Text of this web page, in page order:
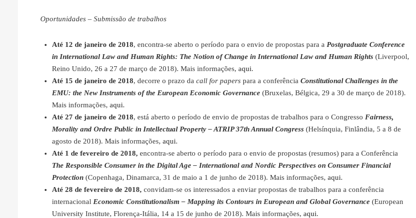
Oportunidades – Submissão de trabalhos
Até 12 de janeiro de 2018, encontra-se aberto o período para o envio de propostas para a Postgraduate Conference
in International Law and Human Rights: The Notion of Change in International Law and Human Rights (Liverpool,
Reino Unido, 26 a 27 de março de 2018). Mais informações, aqui.
Até 15 de janeiro de 2018, decorre o prazo da call for papers para a conferência Constitutional Challenges in the
EMU: the New Instruments of the European Economic Governance (Bruxelas, Bélgica, 29 a 30 de março de 2018).
Mais informações, aqui.
Até 27 de janeiro de 2018, está aberto o período de envio de propostas de trabalhos para o Congresso Fairness,
Morality and Ordre Public in Intellectual Property – ATRIP 37th Annual Congress (Helsínquia, Finlândia, 5 a 8 de
agosto de 2018). Mais informações, aqui.
Até 1 de fevereiro de 2018, encontra-se aberto o período para o envio de propostas (resumos) para a Conferência
The Responsible Consumer in the Digital Age – International and Nordic Perspectives on Consumer Financial
Protection (Copenhaga, Dinamarca, 31 de maio a 1 de junho de 2018). Mais informações, aqui.
Até 28 de fevereiro de 2018, convidam-se os interessados a enviar propostas de trabalhos para a conferência
internacional Economic Constitutionalism – Mapping its Contours in European and Global Governance (European
University Institute, Florença-Itália, 14 a 15 de junho de 2018). Mais informações, aqui.